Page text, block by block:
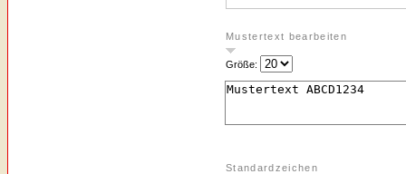
Mustertext bearbeiten
Größe:
Standardzeichen